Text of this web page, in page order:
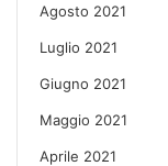
Agosto 2021
Luglio 2021
Giugno 2021
Maggio 2021
Aprile 2021